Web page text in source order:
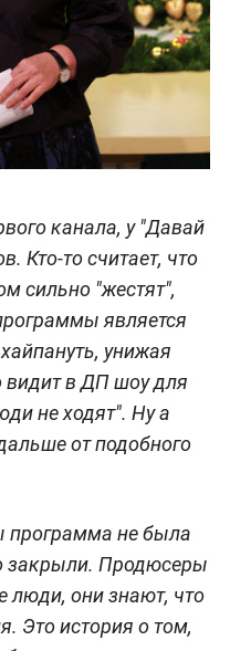
канала, у "Давай
Кто-то считает, что
сильно "жестят",
является
унижая
видит в ДП шоу для
не ходят". Ну а
от подобного
программа не была
закрыли. Продюсеры
люди, они знают, что
Это история о том,